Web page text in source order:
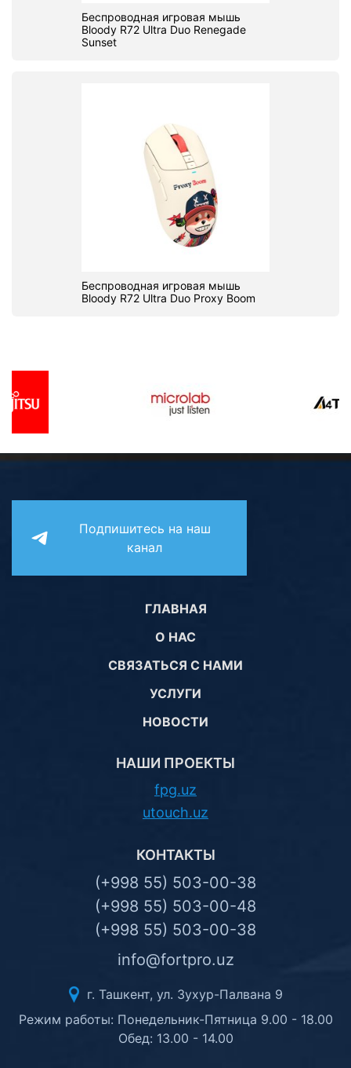
Беспроводная игровая мышь
Bloody R72 Ultra Duo Renegade
Sunset
Беспроводная игровая мышь
Bloody R72 Ultra Duo Proxy Boom
Подпишитесь на наш
канал
ГЛАВНАЯ
О НАС
СВЯЗАТЬСЯ С НАМИ
УСЛУГИ
НОВОСТИ
НАШИ ПРОЕКТЫ
fpg.uz
utouch.uz
КОНТАКТЫ
(+998 55) 503-00-38
(+998 55) 503-00-48
(+998 55) 503-00-38
info@fortpro.uz
г. Ташкент, ул. Зухур-Палвана 9
Режим работы: Понедельник-Пятница 9.00 - 18.00
Обед: 13.00 - 14.00